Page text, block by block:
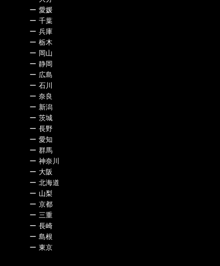
ー 愛媛
ー 千葉
ー 兵庫
ー 栃木
ー 岡山
ー 静岡
ー 広島
ー 石川
ー 奈良
ー 新潟
ー 茨城
ー 長野
ー 愛知
ー 群馬
ー 神奈川
ー 大阪
ー 北海道
ー 山梨
ー 京都
ー 三重
ー 長崎
ー 島根
ー 東京